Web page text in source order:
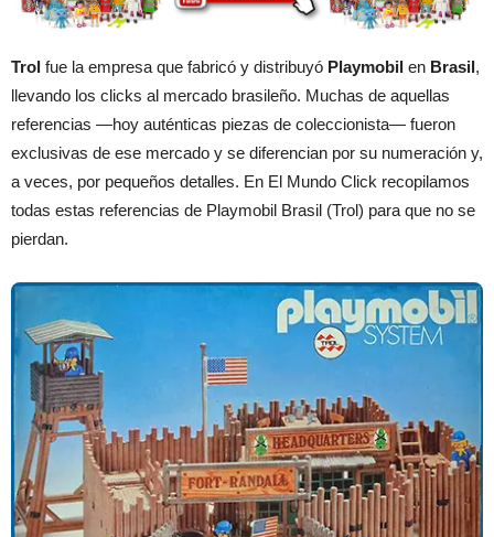
Trol fue la empresa que fabricó y distribuyó Playmobil en Brasil,
llevando los clicks al mercado brasileño. Muchas de aquellas
referencias —hoy auténticas piezas de coleccionista— fueron
exclusivas de ese mercado y se diferencian por su numeración y,
a veces, por pequeños detalles. En El Mundo Click recopilamos
todas estas referencias de Playmobil Brasil (Trol) para que no se
pierdan.